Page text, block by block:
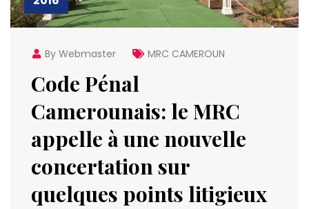
By Webmaster MRC CAMEROUN
Code Pénal
Camerounais: le MRC
appelle à une nouvelle
concertation sur
quelques points litigieux